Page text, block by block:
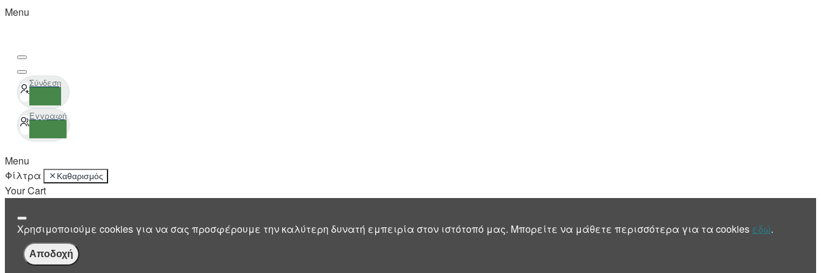
Menu
Σύνδεση
Εγγραφή
Menu
Φίλτρα
Καθαρισμός
Your Cart
Χρησιμοποιούμε cookies για να σας προσφέρουμε την καλύτερη δυνατή εμπειρία στον ιστότοπό μας. Μπορείτε να μάθετε περισσότερα για τα cookies εδώ.
Αποδοχή